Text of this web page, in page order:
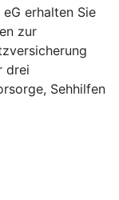
erhalten Sie
zur
drei
Sehhilfen